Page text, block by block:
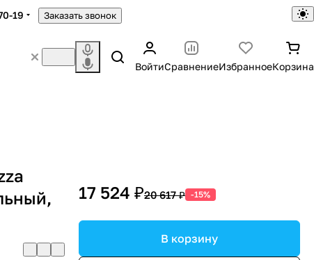
19 Заказать звонок
ВойтиСравнениеИзбранноеКорзина
17 524 ₽20 617 ₽ -15%
В корзину